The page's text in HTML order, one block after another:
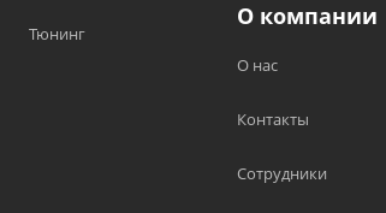
Тюнинг
О компании
О нас
Контакты
Сотрудники